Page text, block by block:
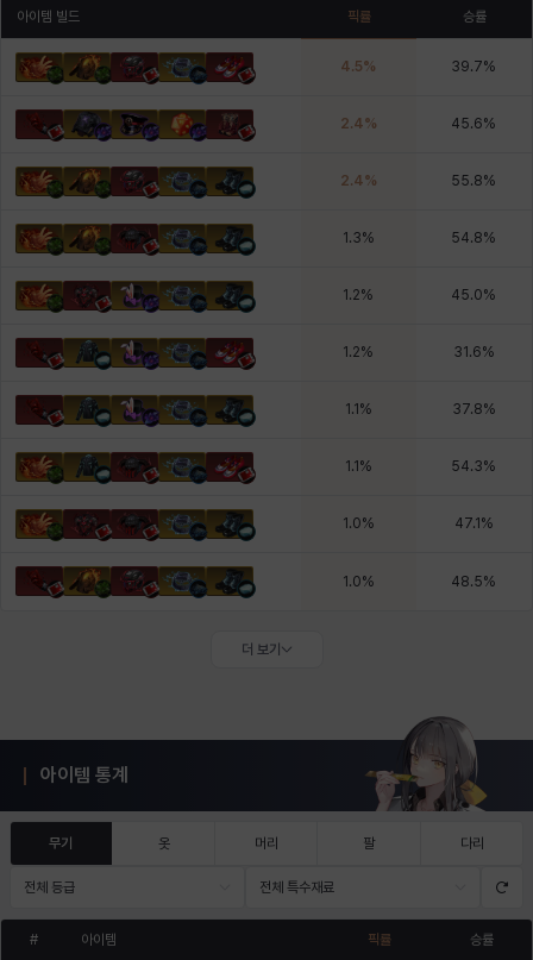
아이템 빌드 픽률 승률
4.5% 39.7%
2.4% 45.6%
2.4% 55.8%
1.3% 54.8%
1.2% 45.0%
1.2% 31.6%
1.1 % 37.8%
1.1 % 54.3%
1.0% 47.1 %
1.0% 48.5%
더 보기
아이템 통계
무기 옷 머리 팔 다리
전체 등급 전체 특수재료
# 아이템 픽률 승률